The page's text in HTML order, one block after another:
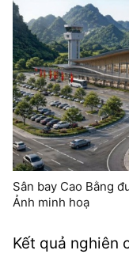
Sân bay Cao Bằng
Ảnh minh hoạ
Kết quả nghiên